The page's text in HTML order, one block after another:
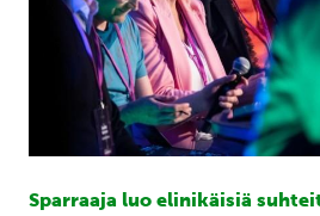
Sparraaja luo elinikäisiä